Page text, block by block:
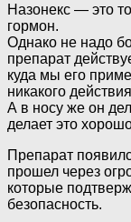
Назонекс — это
гормон.
Однако не надо
препарат
куда мы его
никакого
А в носу же он
делает это
Препарат
прошел через
которые
безопасность.